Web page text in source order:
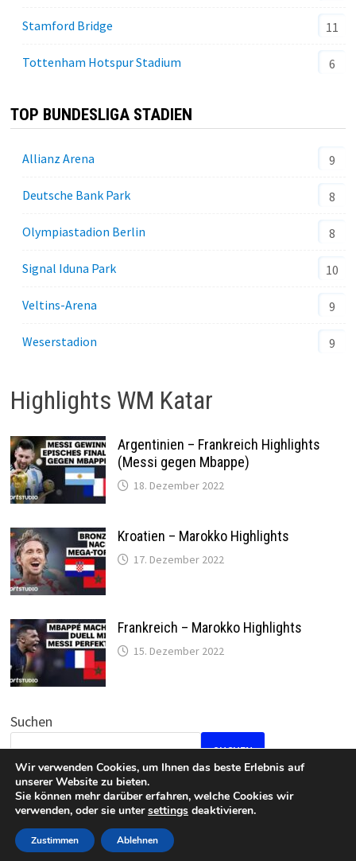
Stamford Bridge 11
Tottenham Hotspur Stadium 6
TOP BUNDESLIGA STADIEN
Allianz Arena 9
Deutsche Bank Park 8
Olympiastadion Berlin 8
Signal Iduna Park 10
Veltins-Arena 9
Weserstadion 9
Highlights WM Katar
Argentinien – Frankreich Highlights
(Messi gegen Mbappe)
18. Dezember 2022
Kroatien – Marokko Highlights
17. Dezember 2022
Frankreich – Marokko Highlights
15. Dezember 2022
Suchen
SUCHEN
Datenschutz Impressum
Wir verwenden Cookies, um Ihnen das beste Erlebnis auf
unserer Website zu bieten.
Sie können mehr darüber erfahren, welche Cookies wir
verwenden, oder sie untersettings deaktivieren.
Zustimmen Ablehnen